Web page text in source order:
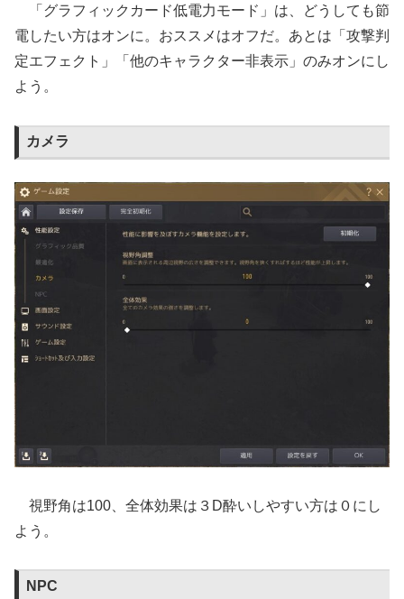
「グラフィックカード低電力モード」は、どうしても節
電したい方はオンに。おススメはオフだ。あとは「攻撃判
定エフェクト」「他のキャラクター非表示」のみオンにし
よう。
カメラ
視野角は100、全体効果は３D酔いしやすい方は０にし
よう。
NPC